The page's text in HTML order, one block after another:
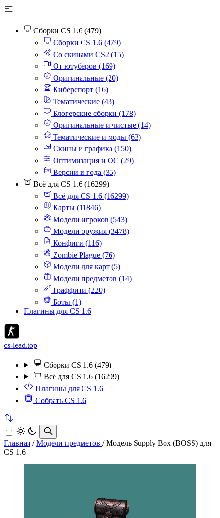
Сборки CS 1.6 (479)
Сборки CS 1.6 (479)
Со скинами CS2 (15)
От ютуберов (169)
Оригинальные (20)
Киберспорт (16)
Тематические (43)
Блогерские сборки (178)
Оригинальные и чистые (14)
Тематические и моды (63)
Скины и графика (150)
Оптимизация и ОС (29)
Версии и года (35)
Всё для CS 1.6 (16299)
Всё для CS 1.6 (16299)
Карты (11846)
Модели игроков (543)
Модели оружия (3478)
Конфиги (116)
Zombie Plague (76)
Модели для карт (5)
Модели предметов (14)
Граффити (220)
Боты (1)
Плагины для CS 1.6
cs-lead.top
Сборки CS 1.6 (479)
Всё для CS 1.6 (16299)
Плагины для CS 1.6
Собрать CS 1.6
Главная / Модели предметов / Модель Supply Box (BOSS) для
CS 1.6